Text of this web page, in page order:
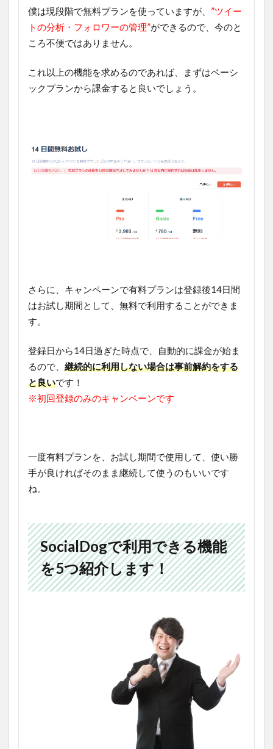
僕は現段階で無料プランを使っていますが、 ”ツイー
トの分析・フォロワーの管理”ができるので、今のと
ころ不便ではありません。
これ以上の機能を求めるのであれば、まずはベーシ
ックプランから課金すると良いでしょう。
さらに、キャンペーンで有料プランは登録後14日間
はお試し期間として、無料で利用することができま
す。
登録日から14日過ぎた時点で、自動的に課金が始ま
るので、 継続的に利用しない場合は事前解約をする
と良いです！
※初回登録のみのキャンペーンです
一度有料プランを、お試し期間で使用して、使い勝
手が良ければそのまま継続して使うのもいいです
ね。
SocialDogで利用できる機能
を5つ紹介します！